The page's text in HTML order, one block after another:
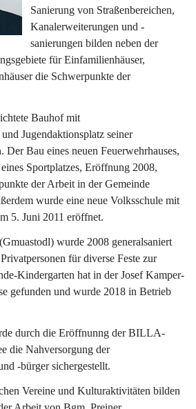
Sanierung von Straßenbereichen,
Kanalerweiterungen und -
sanierungen bilden neben der
für Einfamilienhäuser,
die Schwerpunkte der
Bauhof mit
Jugendaktionsplatz seiner
Der Bau eines neuen Feuerwehrhauses,
Sportplatzes, Eröffnung 2008,
der Arbeit in der Gemeinde
wurde eine neue Volksschule mit
5. Juni 2011 eröffnet.
wurde 2008 generalsaniert
für diverse Feste zur
Kindergarten hat in der Josef Kamper-
gefunden und wurde 2018 in Betrieb
durch die Eröffnunng der BILLA-
die Nahversorgung der
-bürger sichergestellt.
Vereine und Kulturaktivitäten bilden